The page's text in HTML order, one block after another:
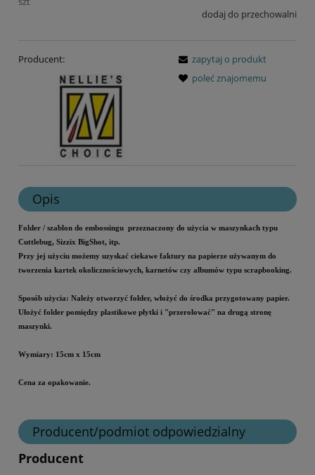
dodaj do przechowalni
Producent:
zapytaj o produkt
poleć znajomemu
Opis
Folder / szablon do embossingu przeznaczony do użycia w maszynkach typu
Cuttlebug, Sizzix BigShot, itp.
Przy jej użyciu możemy uzyskać ciekawe faktury na papierze używanym do
tworzenia kartek okolicznościowych, karnetów czy albumów typu scrapbooking.
Sposób użycia: Należy otworzyć folder, włożyć do środka przygotowany papier.
Ułożyć folder pomiędzy plastikowe płytki i "przerolować" na drugą stronę
maszynki.
Wymiary: 15cm x 15cm
Cena za opakowanie.
Producent/podmiot odpowiedzialny
Producent